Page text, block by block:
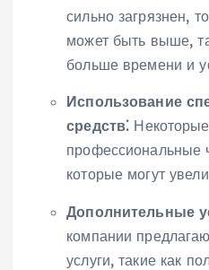
сильно загрязнен,
может быть выше,
больше времени и
Использование
средств⁚
профессиональные
которые могут
Дополнительные
компании
услуги, такие как